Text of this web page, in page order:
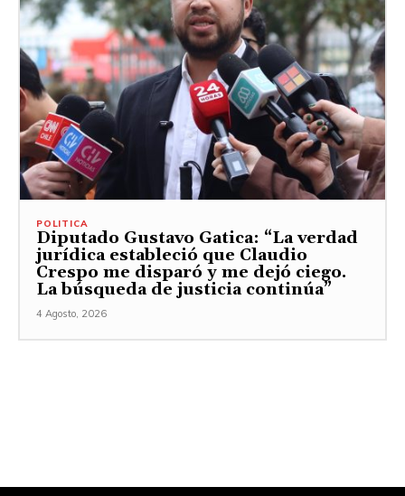
POLITICA
Diputado Gustavo Gatica: “La verdad
jurídica estableció que Claudio
Crespo me disparó y me dejó ciego.
La búsqueda de justicia continúa”
4 Agosto, 2026